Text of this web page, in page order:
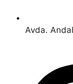
Avda.